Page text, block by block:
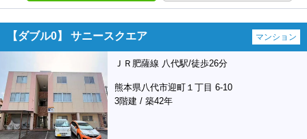
【ダブル0】 サニースクエア マンション
ＪＲ肥薩線 八代駅/徒歩26分
熊本県八代市迎町１丁目 6-10
3階建 / 築42年